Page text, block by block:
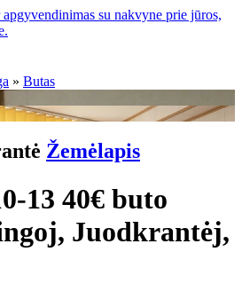
» Butas
Žemėlapis
13 40€ buto
Juodkrantėj,